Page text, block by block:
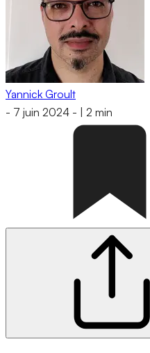
Yannick Groult
- 7 juin 2024 - 2 min